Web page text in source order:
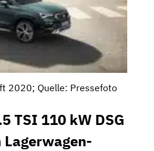
2020; Quelle: Pressefoto
TSI 110 kW DSG